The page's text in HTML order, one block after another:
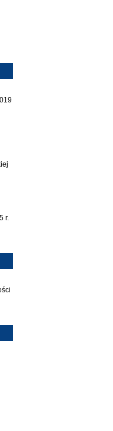
r.